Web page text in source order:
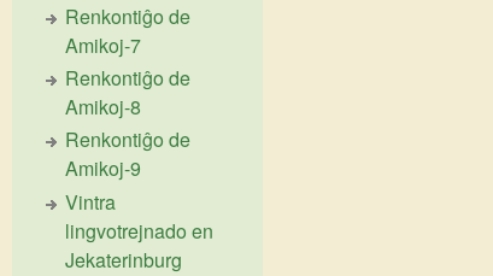
Renkontiĝo de
Amikoj-7
Renkontiĝo de
Amikoj-8
Renkontiĝo de
Amikoj-9
Vintra
lingvotrejnado en
Jekaterinburg